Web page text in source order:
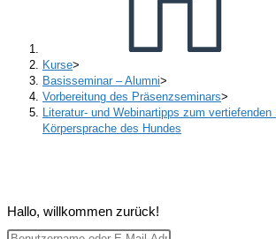
Kurse>
Basisseminar – Alumni>
Vorbereitung des Präsenzseminars>
Literatur- und Webinartipps zum vertiefenden
Körpersprache des Hundes
Hallo, willkommen zurück!